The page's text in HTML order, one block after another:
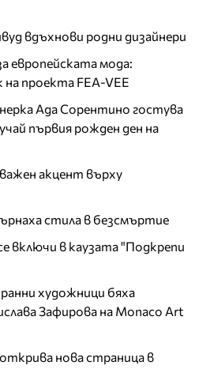
вдъхнови родни дизайнери
европейската мода:
проекта FEA-VEE
Ада Сорентино гостува
първия рожден ден на
акцент върху
стила в безсмъртие
включи в каузата "Подкрепи
художници бяха
Зафирова на Monaco Art
нова страница в